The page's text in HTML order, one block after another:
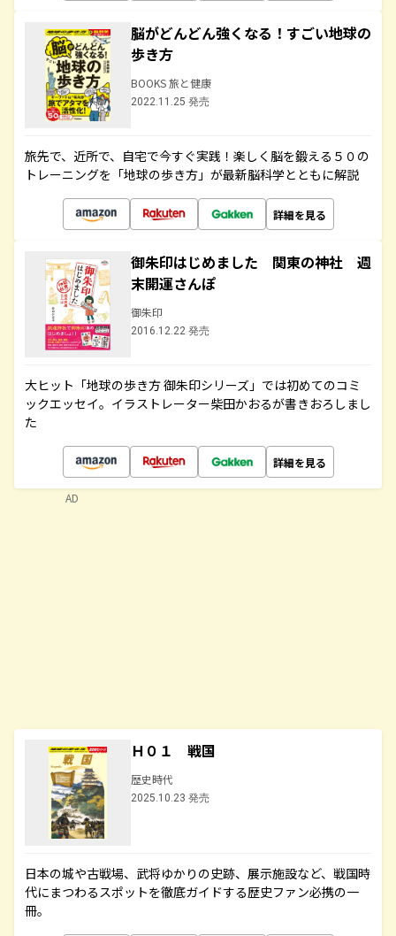
脳がどんどん強くなる！すごい地球の
歩き方
BOOKS 旅と健康
2022.11.25 発売
旅先で、近所で、自宅で今すぐ実践！楽しく脳を鍛える５０の
トレーニングを「地球の歩き方」が最新脳科学とともに解説
詳細を見る
御朱印はじめました 関東の神社 週
末開運さんぽ
御朱印
2016.12.22 発売
大ヒット「地球の歩き方 御朱印シリーズ」では初めてのコミ
ックエッセイ。イラストレーター柴田かおるが書きおろしまし
た
詳細を見る
Ｈ０１ 戦国
歴史時代
2025.10.23 発売
日本の城や古戦場、武将ゆかりの史跡、展示施設など、戦国時
代にまつわるスポットを徹底ガイドする歴史ファン必携の一
冊。
AD